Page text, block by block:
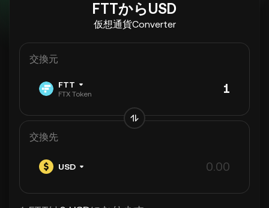
FTTからUSD
仮想通貨Converter
交換元
FTT
FTX Token
交換先
USD